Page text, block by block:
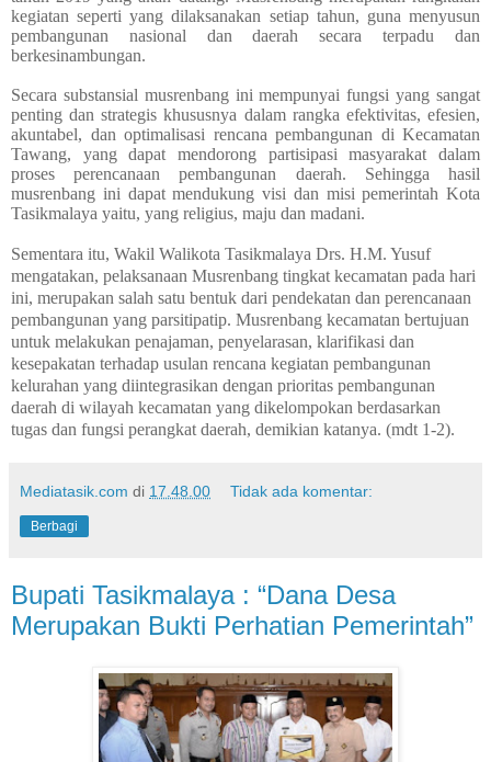
kegiatan seperti yang dilaksanakan setiap tahun, guna menyusun
pembangunan nasional dan daerah secara terpadu dan
berkesinambungan.
Secara substansial musrenbang ini mempunyai fungsi yang sangat
penting dan strategis khususnya dalam rangka efektivitas, efesien,
akuntabel, dan optimalisasi rencana pembangunan di Kecamatan
Tawang, yang dapat mendorong partisipasi masyarakat dalam
proses perencanaan pembangunan daerah. Sehingga hasil
musrenbang ini dapat mendukung visi dan misi pemerintah Kota
Tasikmalaya yaitu, yang religius, maju dan madani.
Sementara itu, Wakil Walikota Tasikmalaya Drs. H.M. Yusuf
mengatakan, pelaksanaan Musrenbang tingkat kecamatan pada hari
ini, merupakan salah satu bentuk dari pendekatan dan perencanaan
pembangunan yang parsitipatip. Musrenbang kecamatan bertujuan
untuk melakukan penajaman, penyelarasan, klarifikasi dan
kesepakatan terhadap usulan rencana kegiatan pembangunan
kelurahan yang diintegrasikan dengan prioritas pembangunan
daerah di wilayah kecamatan yang dikelompokan berdasarkan
tugas dan fungsi perangkat daerah, demikian katanya. (mdt 1-2).
Mediatasik.com di 17.48.00 Tidak ada komentar:
Berbagi
Bupati Tasikmalaya : “Dana Desa
Merupakan Bukti Perhatian Pemerintah”